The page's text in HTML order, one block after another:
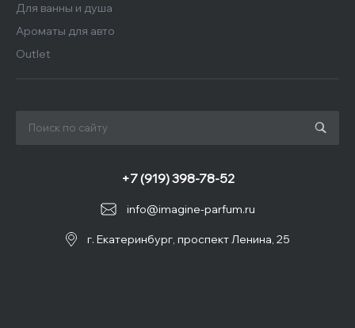
Для ванны и душа
Ароматы для авто
Outlet
info@imagine-parfum.ru
+7 (919) 398-78-52
г. Екатеринбург, проспект Ленина, 25